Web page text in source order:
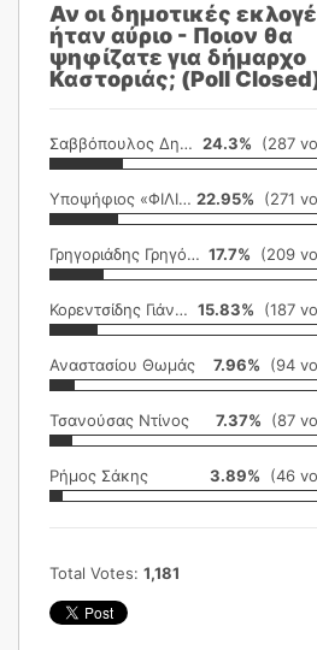
Αν οι δημοτικές
ήταν αύριο - Ποιον θα
ψηφίζατε για δήμαρχο
Καστοριάς; (Poll
Σαββόπουλος Δημήτρης 24.3% (287
Υποψήφιος «ΦΙΛΙΚΗ ΕΤΑΙΡΕΙΑ» 22.95% (271
Γρηγοριάδης Γρηγόρης 17.7% (209
Κορεντσίδης Γιάννης 15.83% (187
Αναστασίου Θωμάς 7.96% (94
Τσανούσας Ντίνος 7.37% (87
Ρήμος Σάκης 3.89% (46
Total Votes: 1,181